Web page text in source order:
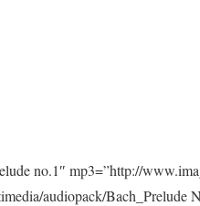
no.1″ mp3=”http://
audiopack/